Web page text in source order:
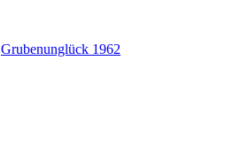
Grubenunglück 1962